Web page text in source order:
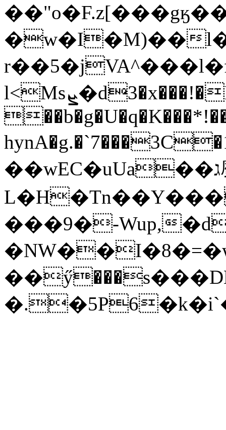
�w�I�M)��
l<Msܨ�d3�x���!�PuSG6l~�چ��5 s`p
��wEC�uUa��ג䗪
���9�-Wup,